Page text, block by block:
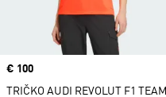
Price
€ 100
TRIČKO AUDI REVOLUT F1 TEAM